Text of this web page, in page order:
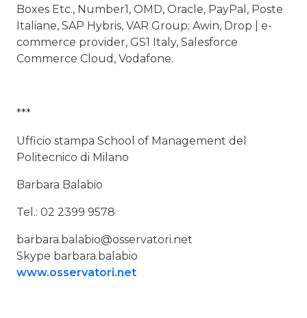
Boxes Etc., Number1, OMD, Oracle, PayPal, Poste
Italiane, SAP Hybris, VAR Group; Awin, Drop | e-
commerce provider, GS1 Italy, Salesforce
Commerce Cloud, Vodafone.
***
Ufficio stampa School of Management del
Politecnico di Milano
Barbara Balabio
Tel.: 02 2399 9578
barbara.balabio@osservatori.net
Skype barbara.balabio
www.osservatori.net